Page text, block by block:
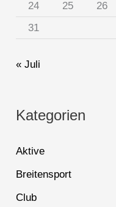
24
25 26
31
« Juli
Kategorien
Aktive
Breitensport
Club